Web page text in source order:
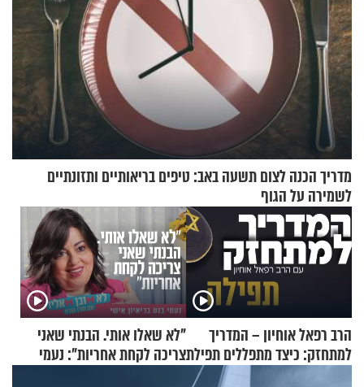
מדריך הכנה לצום תשעה באב: טיפים בריאותיים ותזונתיים
לשמירה על הגוף
הרב רפאל אוחיון – המדריך
למתחזק: כיצד מתפללים תפילת
שמונה עשרה?
"לא שאלו אותי. הבנתי שאני
צריכה לקחת אחריות": נעמי